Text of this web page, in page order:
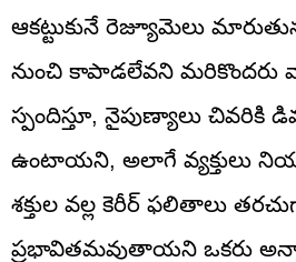
ఆకట్టుకునే రెజ్యూమెలు
నుంచి కాపాడలేవని మరికొందరు
స్పందిస్తూ, నైపుణ్యాలు
ఉంటాయని, అలాగే వ్యక్తులు
శక్తుల వల్ల కెరీర్ ఫలితాలు
ప్రభావితమవుతాయని ఒకరు